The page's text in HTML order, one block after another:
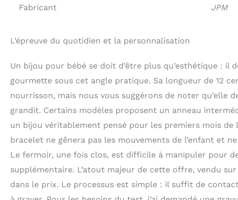
Fabricant JPM
L’épreuve du quotidien et la personnalisation
Un bijou pour bébé se doit d’être plus qu’esthétique :
gourmette sous cet angle pratique. Sa longueur de 12
nourrisson, mais nous vous suggérons de noter qu’elle
grandit. Certains modèles proposent un anneau
un bijou véritablement pensé pour les premiers mois
bracelet ne gênera pas les mouvements de l’enfant et
Le fermoir, une fois clos, est difficile à manipuler pour
supplémentaire. L’atout majeur de cette offre, vendu
dans le prix. Le processus est simple : il suffit de